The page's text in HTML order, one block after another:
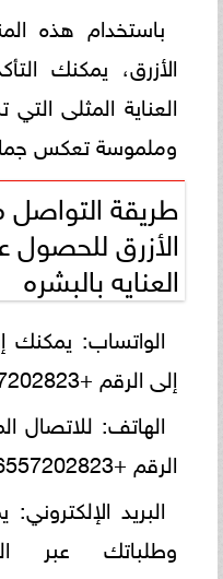
باستخدام هذه
الأزرق، يمكنك
العناية المثلى
وملموسة تعكس
طريقة التواصل
الأزرق
العنايه بالبشره
الواتساب: يمكنك
إلى الرقم +966557202823.
الهاتف: للاتصال
الرقم +966557202823.
البريد
وطلباتك عبر